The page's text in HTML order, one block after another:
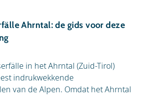
Ahrntal: de gids voor deze
in het Ahrntal (Zuid-Tirol)
indrukwekkende
van de Alpen. Omdat het Ahrntal